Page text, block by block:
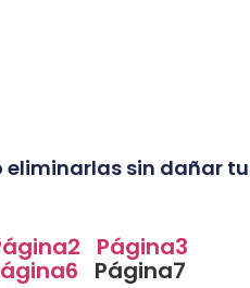
eliminarlas sin dañar tu
2 Página3
6 Página7